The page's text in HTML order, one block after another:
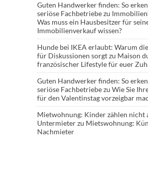
Guten Handwerker finden: So
seriöse Fachbetriebezu
Was muss ein Hausbesitzer für
Immobilienverkauf wissen?
Hunde bei IKEA erlaubt: Warum
für Diskussionen sorgtzu Maison
französischer Lifestyle für euer
Guten Handwerker finden: So
seriöse Fachbetriebezu Wie Sie
für den Valentinstag vorzeigbar
Mietwohnung: Kinder zählen nicht
Untermieterzu Mietswohnung:
Nachmieter